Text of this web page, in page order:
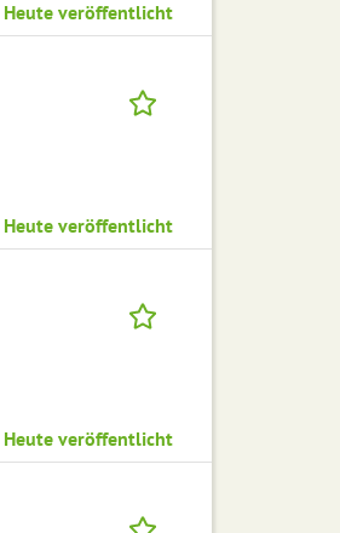
Heute veröffentlicht
Heute veröffentlicht
Heute veröffentlicht